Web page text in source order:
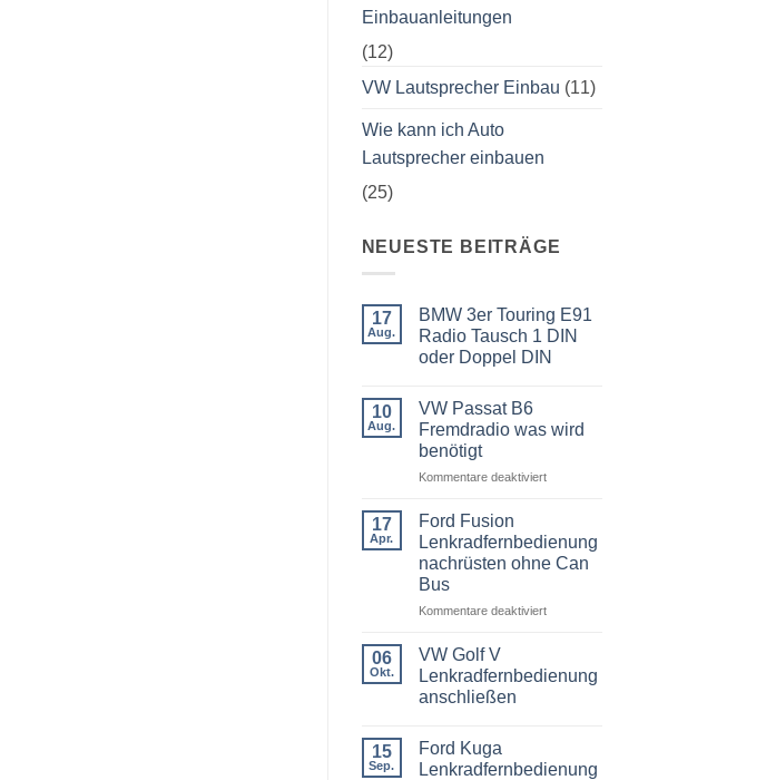
Einbauanleitungen
(12)
VW Lautsprecher Einbau (11)
Wie kann ich Auto
Lautsprecher einbauen
(25)
NEUESTE BEITRÄGE
17
Aug.
BMW 3er Touring E91
Radio Tausch 1 DIN
oder Doppel DIN
zu
BMW
3er
Touring
Radio
DIN
oder
DIN
10
Aug.
VW Passat B6
Fremdradio was wird
benötigt
Kommentare deaktiviertfür
B6
Fremdradio
was
benötigt
17
Apr.
Ford Fusion
Lenkradfernbedienung
nachrüsten ohne Can
Bus
Kommentare deaktiviertfür
Lenkradfernbedienung
nachrüsten
06
Okt.
VW Golf V
Lenkradfernbedienung
anschließen
zu
VW
Golf
15
Sep.
Ford Kuga
Lenkradfernbedienung